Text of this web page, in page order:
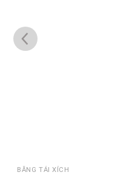
BĂNG TẢI XÍCH